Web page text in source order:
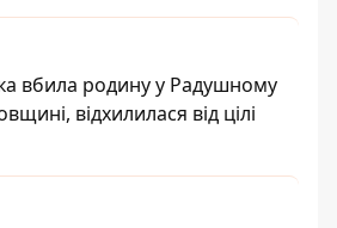
вбила родину у Радушному
відхилилася від цілі